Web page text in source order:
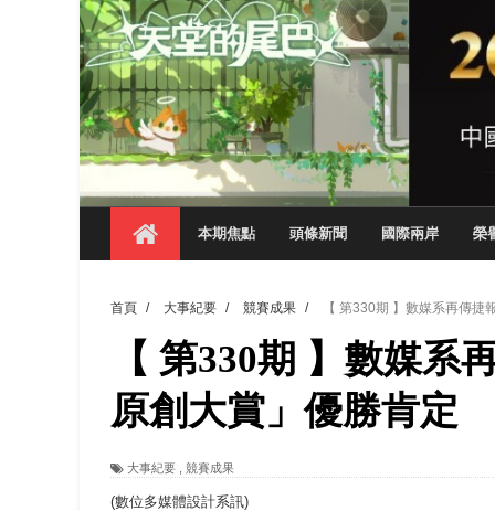
通識教育中心主辦「114學年度AI英文自我
數據後的溫度：財金系傑出校友共議「人
森城建設股份有限公司捐贈 嘉惠行管系莘莘
產學合作新里程！財金系師生參訪中租控股
英文公園 315期
【 第404期 】影視系榮獲59屆美國休士頓
【 第404期 】你抓得到我嗎？數媒系VR新
【 第404期 】探索空間設計解方 室設系學
【 第404期 】從創意到實踐 數媒系學生於
【 第404期 】以品格奠基、用領導領航：
【 第404期 】此夏，向未來！ 中國科大新
領航AI創先例！ 數媒系錄音室獲「杜比全
本期焦點 頭條新聞 國際兩岸 榮
首頁 / 大事紀要 / 競賽成果 / 【 第330期 】數媒系再傳
【 第330期 】數媒系
原創大賞」優勝肯定
大事紀要 競賽成果
(數位多媒體設計系訊)